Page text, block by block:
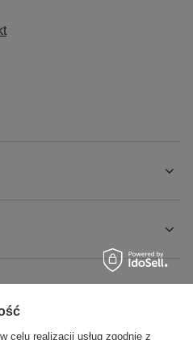
celu realizacji usług zgodnie z